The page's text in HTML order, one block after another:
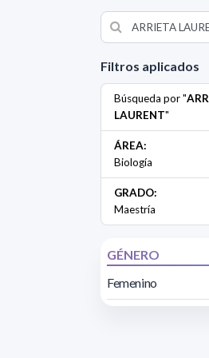
Filtros aplicados
Búsqueda por "
LAURENT"
ÁREA:
Biología
GRADO:
Maestría
GÉNERO
Femenino